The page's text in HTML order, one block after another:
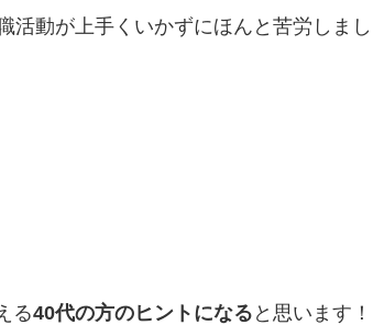
活動が上手くいかずにほんと苦労しまし
る40代の方のヒントになる と思います！